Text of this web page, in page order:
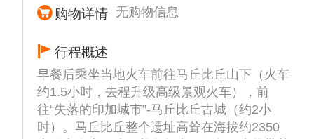
巴五星酒店。
购物详情 无购物信息
行程概述
早餐后乘坐当地火车前往马丘比丘山下（火车
约1.5小时，去程升级高级景观火车），前
往“失落的印加城市”-马丘比丘古城（约2小
时）。马丘比丘整个遗址高耸在海拔约2350